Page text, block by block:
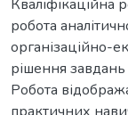
Кваліфікаційна
робота
організаційно-
рішення завдань
Робота